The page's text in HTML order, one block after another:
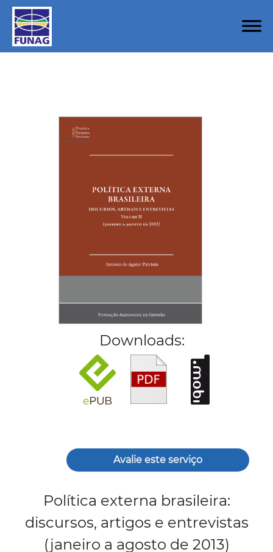
Downloads:
Avalie este serviço
Política externa brasileira:
discursos, artigos e entrevistas
(janeiro a agosto de 2013)